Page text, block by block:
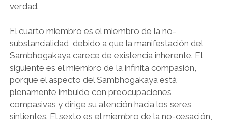
verdad.
El cuarto miembro es el miembro de la no-
substancialidad, debido a que la manifestación del
Sambhogakaya carece de existencia inherente. El
siguiente es el miembro de la infinita compasión,
porque el aspecto del Sambhogakaya está
plenamente imbuido con preocupaciones
compasivas y dirige su atención hacia los seres
sintientes. El sexto es el miembro de la no-cesación,